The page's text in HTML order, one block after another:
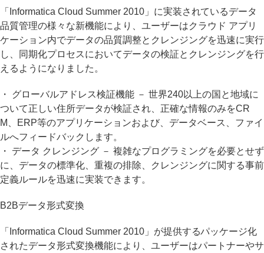
「Informatica Cloud Summer 2010」に実装されているデータ
品質管理の様々な新機能により、ユーザーはクラウド アプリ
ケーション内でデータの品質調整とクレンジングを迅速に実行
し、同期化プロセスにおいてデータの検証とクレンジングを行
えるようになりました。
・ グローバルアドレス検証機能 － 世界240以上の国と地域に
ついて正しい住所データが検証され、正確な情報のみをCR
M、ERP等のアプリケーションおよび、データベース、ファイ
ルへフィードバックします。
・ データ クレンジング － 複雑なプログラミングを必要とせず
に、データの標準化、重複の排除、クレンジングに関する事前
定義ルールを迅速に実装できます。
B2Bデータ形式変換
「Informatica Cloud Summer 2010」が提供するパッケージ化
されたデータ形式変換機能により、ユーザーはパートナーやサ